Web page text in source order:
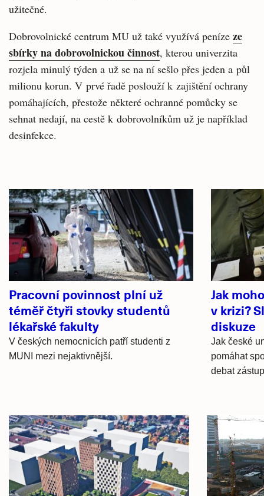
užitečné.
Dobrovolnické centrum MU už také využívá peníze ze
sbírky na dobrovolnickou činnost, kterou univerzita
rozjela minulý týden a už se na ní sešlo přes jeden a půl
milionu korun. V prvé řadě poslouží k zajištění ochrany
pomáhajících, přestože některé ochranné pomůcky se
sehnat nedají, na cestě k dobrovolníkům už je například
desinfekce.
Související
články
Pracovní povinnost plní už
téměř čtyři stovky studentů
lékařské fakulty
V českých nemocnicích patří studenti z
MUNI mezi nejaktivnější.
Jak
v krizi?
diskuze
Jak české
pomáhat
debat
Hlavní
novinky